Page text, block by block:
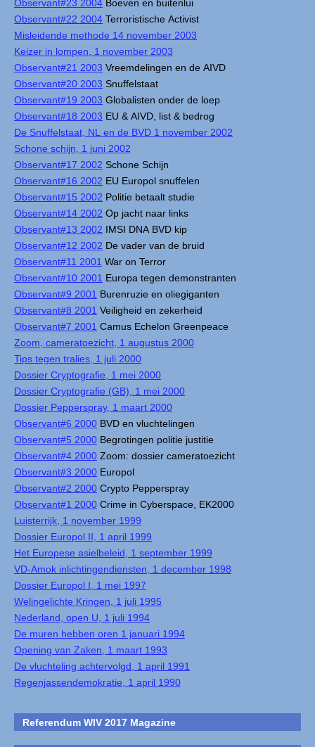
Observant#23 2004 Boeven en buitenlui
Observant#22 2004 Terroristische Activist
Misleidende methode 14 november 2003
Keizer in lompen, 1 november 2003
Observant#21 2003 Vreemdelingen en de AIVD
Observant#20 2003 Snuffelstaat
Observant#19 2003 Globalisten onder de loep
Observant#18 2003 EU & AIVD, list & bedrog
De Snuffelstaat, NL en de BVD 1 november 2002
Schone schijn, 1 juni 2002
Observant#17 2002 Schone Schijn
Observant#16 2002 EU Europol snuffelen
Observant#15 2002 Politie betaalt studie
Observant#14 2002 Op jacht naar links
Observant#13 2002 IMSI DNA BVD kip
Observant#12 2002 De vader van de bruid
Observant#11 2001 War on Terror
Observant#10 2001 Europa tegen demonstranten
Observant#9 2001 Burenruzie en oliegiganten
Observant#8 2001 Veiligheid en zekerheid
Observant#7 2001 Camus Echelon Greenpeace
Zoom, cameratoezicht, 1 augustus 2000
Tips tegen tralies, 1 juli 2000
Dossier Cryptografie, 1 mei 2000
Dossier Cryptografie (GB), 1 mei 2000
Dossier Pepperspray, 1 maart 2000
Observant#6 2000 BVD en vluchtelingen
Observant#5 2000 Begrotingen politie justitie
Observant#4 2000 Zoom: dossier cameratoezicht
Observant#3 2000 Europol
Observant#2 2000 Crypto Pepperspray
Observant#1 2000 Crime in Cyberspace, EK2000
Luisterrijk, 1 november 1999
Dossier Europol II, 1 april 1999
Het Europese asielbeleid, 1 september 1999
VD-Amok inlichtingendiensten, 1 december 1998
Dossier Europol I, 1 mei 1997
Welingelichte Kringen, 1 juli 1995
Nederland, open U, 1 juli 1994
De muren hebben oren 1 januari 1994
Opening van Zaken, 1 maart 1993
De vluchteling achtervolgd, 1 april 1991
Regenjassendemokratie, 1 april 1990
Referendum WIV 2017 Magazine